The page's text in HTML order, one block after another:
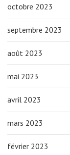
octobre 2023
septembre 2023
août 2023
mai 2023
avril 2023
mars 2023
février 2023